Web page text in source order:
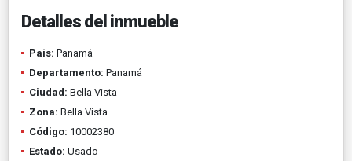
Detalles del inmueble
País: Panamá
Departamento: Panamá
Ciudad: Bella Vista
Zona: Bella Vista
Código: 10002380
Estado: Usado